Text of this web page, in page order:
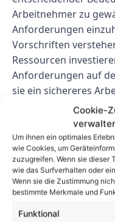
Cookie-
Um ihnen ein optimales
wie Cookies, um
zuzugreifen. Wenn sie dieser
wie das Surfverhalten oder
Wenn sie die Zustimmung
bestimmte Merkmale und
Funktional
Arbeitnehmer zu
Anforderungen
Vorschriften
Ressourcen
Anforderungen auf
sie ein sichereres
kostspielige
FAQs
F: Wozu
BG DGUV V3?